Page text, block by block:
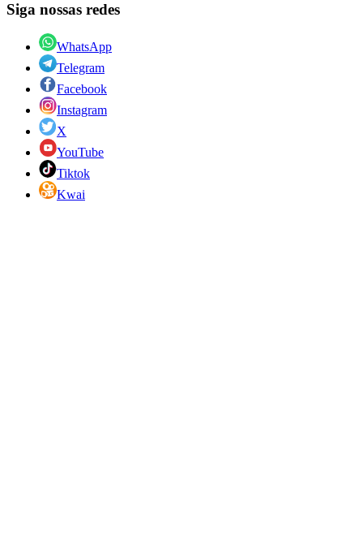
Siga nossas redes
WhatsApp
Telegram
Facebook
Instagram
X
YouTube
Tiktok
Kwai